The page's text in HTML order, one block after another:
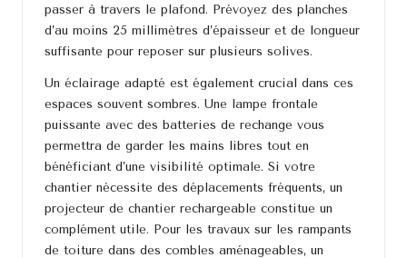
passer à travers le plafond. Prévoyez des planches
d’au moins 25 millimètres d’épaisseur et de longueur
suffisante pour reposer sur plusieurs solives.
Un éclairage adapté est également crucial dans ces
espaces souvent sombres. Une lampe frontale
puissante avec des batteries de rechange vous
permettra de garder les mains libres tout en
bénéficiant d’une visibilité optimale. Si votre
chantier nécessite des déplacements fréquents, un
projecteur de chantier rechargeable constitue un
complément utile. Pour les travaux sur les rampants
de toiture dans des combles aménageables, un